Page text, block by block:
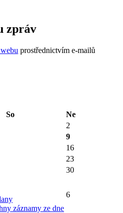
zpráv
prostřednictvím e-mailů
So
Ne
2
9
16
23
30
záznamy ze dne
6